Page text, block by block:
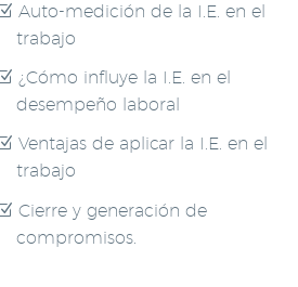
Auto-medición de la I.E. en el
trabajo
¿Cómo influye la I.E. en el
desempeño laboral
Ventajas de aplicar la I.E. en el
trabajo
Cierre y generación de
compromisos.